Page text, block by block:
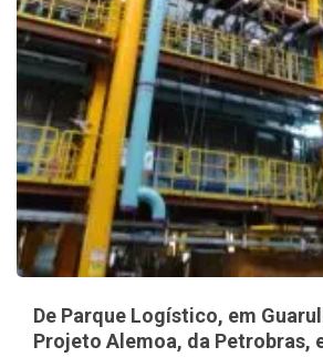
De Parque Logístico, em
Projeto Alemoa, da Petrobras,